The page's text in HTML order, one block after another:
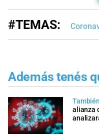
#TEMAS:
Además tenés
alianza